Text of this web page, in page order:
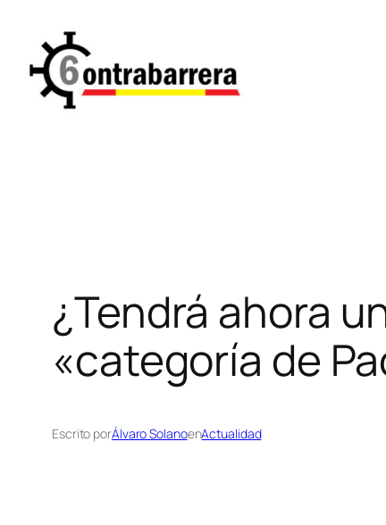
contenido
¿Tendrá ahora
«categoría de
Escrito porÁlvaro SolanoenActualidad